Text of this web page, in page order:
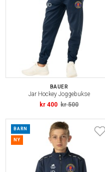
BAUER
Jar Hockey Joggebukse
kr 400 kr 500
BARN
NY